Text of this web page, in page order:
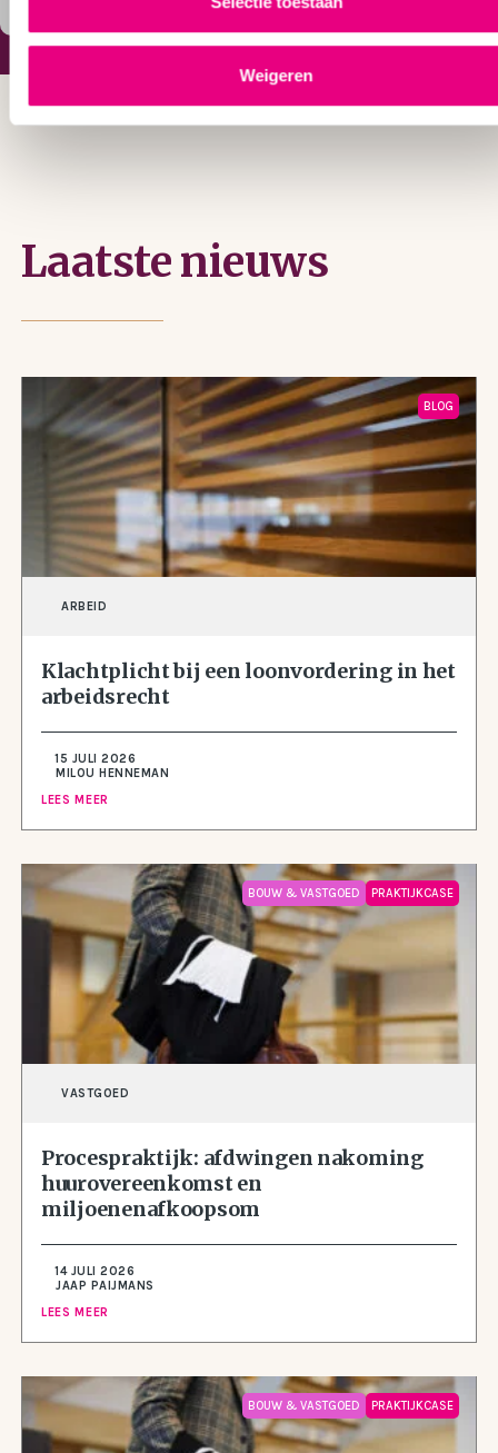
Weigeren
Laatste nieuws
BLOG
ARBEID
Klachtplicht bij een loonvordering in het
arbeidsrecht
15 JULI 2026
MILOU HENNEMAN
LEES MEER
BOUW & VASTGOED PRAKTIJKCASE
VASTGOED
Procespraktijk: afdwingen nakoming
huurovereenkomst en
miljoenenafkoopsom
14 JULI 2026
JAAP PAIJMANS
LEES MEER
BOUW & VASTGOED PRAKTIJKCASE